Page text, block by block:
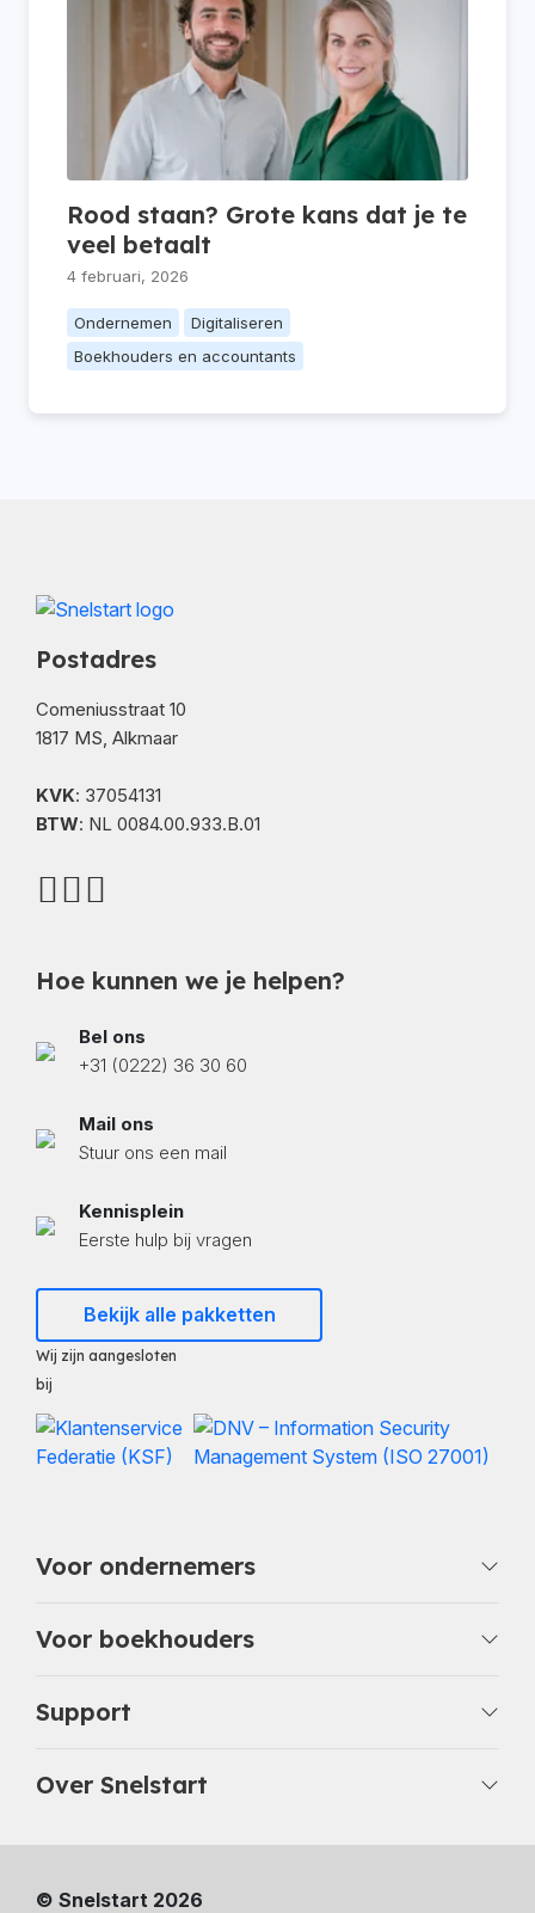
Rood staan? Grote kans dat je te
veel betaalt
4 februari, 2026
Ondernemen
Digitaliseren
Boekhouders en accountants
Postadres
Comeniusstraat 10
1817 MS, Alkmaar
KVK: 37054131
BTW: NL 0084.00.933.B.01
Hoe kunnen we je helpen?
Bel ons
+31 (0222) 36 30 60
Mail ons
Stuur ons een mail
Kennisplein
Eerste hulp bij vragen
Bekijk alle pakketten
Wij zijn aangesloten
bij
Voor ondernemers
Voor boekhouders
Support
Over Snelstart
© Snelstart 2026